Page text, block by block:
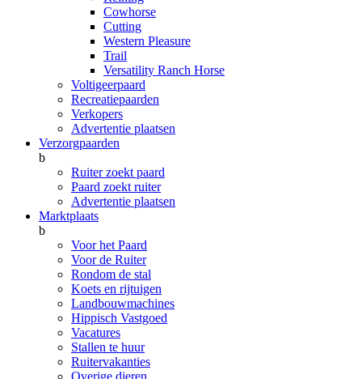
Cowhorse
Cutting
Western Pleasure
Trail
Versatility Ranch Horse
Voltigeerpaard
Recreatiepaarden
Verkopers
Advertentie plaatsen
Verzorgpaarden
b
Ruiter zoekt paard
Paard zoekt ruiter
Advertentie plaatsen
Marktplaats
b
Voor het Paard
Voor de Ruiter
Rondom de stal
Koets en rijtuigen
Landbouwmachines
Hippisch Vastgoed
Vacatures
Stallen te huur
Ruitervakanties
Overige dieren